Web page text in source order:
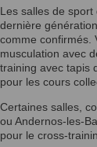
Les salles de sport
dernière
comme confirmés.
musculation avec
training avec tapis
pour les cours
Certaines salles,
ou Andernos-les-
pour le cross-